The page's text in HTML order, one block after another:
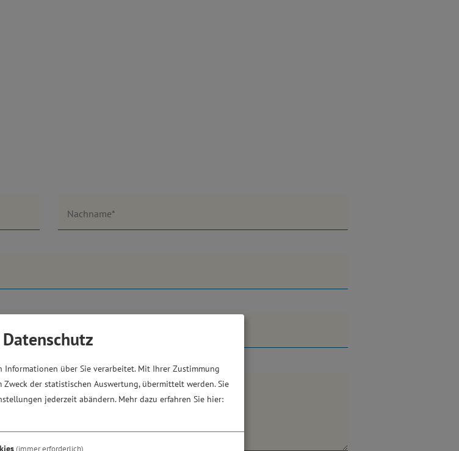
Nachname*
Informationen über Sie verarbeitet. Mit Ihrer Zustimmung
Zweck der statistischen Auswertung, übermittelt werden. Sie
jederzeit abändern. Mehr dazu erfahren Sie hier:
(immer erforderlich)